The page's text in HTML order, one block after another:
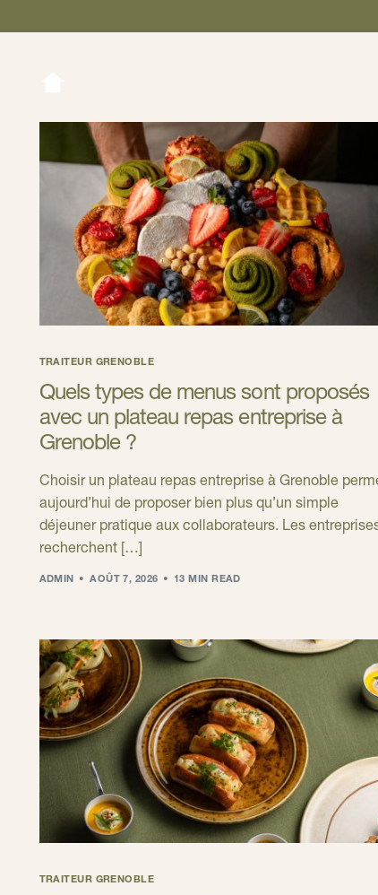
TRAITEUR GRENOBLE
Quels types de menus sont proposés
avec un plateau repas entreprise à
Grenoble ?
Choisir un plateau repas entreprise à Grenoble
aujourd’hui de proposer bien plus qu’un simple
déjeuner pratique aux collaborateurs. Les
recherchent […]
ADMIN AOÛT 7, 2026 13 MIN READ
TRAITEUR GRENOBLE